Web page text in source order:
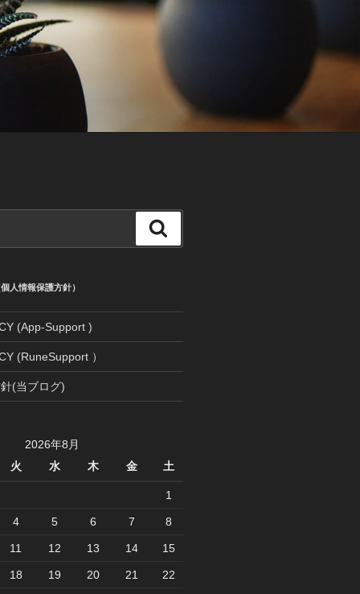
索
人情報保護方針）
(App-Support )
(RuneSupport ）
(当ブログ)
2026年8月
火
水 木 金 土
1
4 5 6 7 8
11 12 13 14 15
18 19 20 21 22